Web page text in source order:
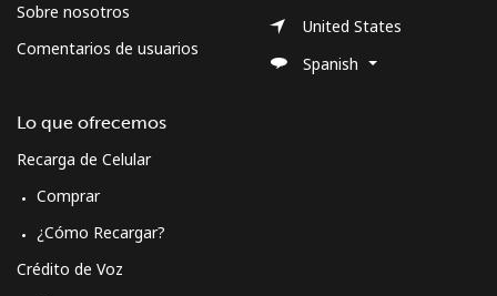
Sobre nosotros
Comentarios de usuarios
Lo que ofrecemos
Recarga de Celular
Comprar
¿Cómo Recargar?
Crédito de Voz
United States
Spanish